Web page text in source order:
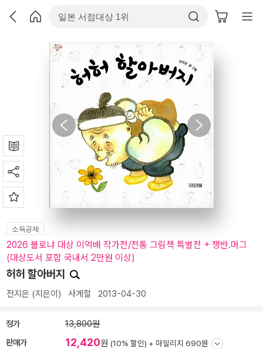
소득공제
2026 볼로냐 대상 이억배 작가전/전통 그림책 특별전 + 쟁반.머그
(대상도서 포함 국내서 2만원 이상)
허허 할아버지
전지은 (지은이) 사계절 2013-04-30
정가 13,800원
판매가 12,420원 (10% 할인) + 마일리지 690원